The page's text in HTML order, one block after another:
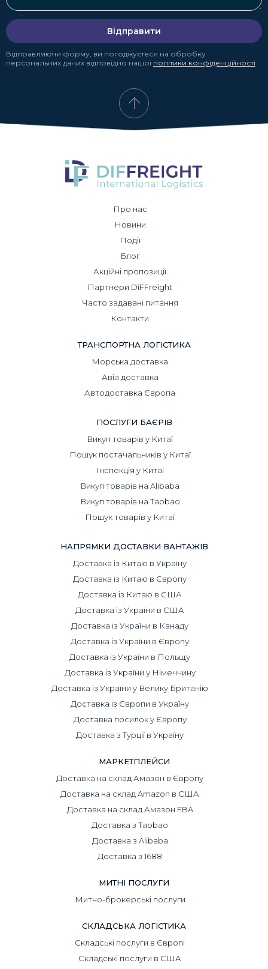
Відправити
Відправляючи форму, ви погоджуєтеся на обробку
персональних даних відповідно нашої політики конфіденційності
Про нас
Новини
Події
Блог
Акційні пропозиції
Партнери DiFFreight
Часто задавані питання
Контакти
ТРАНСПОРТНА ЛОГІСТИКА
Морська доставка
Авіа доставка
Автодоставка Європа
ПОСЛУГИ БАЄРІВ
Викуп товарів у Китаї
Пошук постачальників у Китаї
Інспекція у Китаї
Викуп товарів на Alibaba
Викуп товарів на Taobao
Пошук товарів у Китаї
НАПРЯМКИ ДОСТАВКИ ВАНТАЖІВ
Доставка із Китаю в Україну
Доставка із Китаю в Європу
Доставка із Китаю в США
Доставка із України в США
Доставка із України в Канаду
Доставка із України в Європу
Доставка із України в Польщу
Доставка із України у Німеччину
Доставка із України у Велику Британію
Доставка із Європи в Україну
Доставка посилок у Європу
Доставка з Турції в Україну
МАРКЕТПЛЕЙСИ
Доставка на склад Амазон в Європу
Доставка на склад Amazon в США
Доставка на склад Амазон FBA
Доставка з Taobao
Доставка з Alibaba
Доставка з 1688
МИТНІ ПОСЛУГИ
Митно-брокерські послуги
СКЛАДСЬКА ЛОГІСТИКА
Складські послуги в Європі
Складські послуги в США